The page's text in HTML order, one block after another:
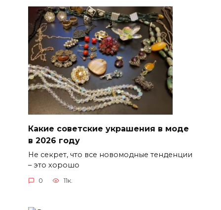
Какие советские украшения в моде
в 2026 году
Не секрет, что все новомодные тенденции
– это хорошо
0 11к.